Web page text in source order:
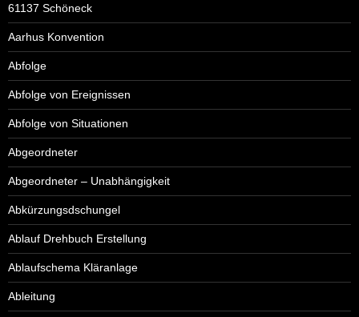
61137 Schöneck
Aarhus Konvention
Abfolge
Abfolge von Ereignissen
Abfolge von Situationen
Abgeordneter
Abgeordneter – Unabhängigkeit
Abkürzungsdschungel
Ablauf Drehbuch Erstellung
Ablaufschema Kläranlage
Ableitung